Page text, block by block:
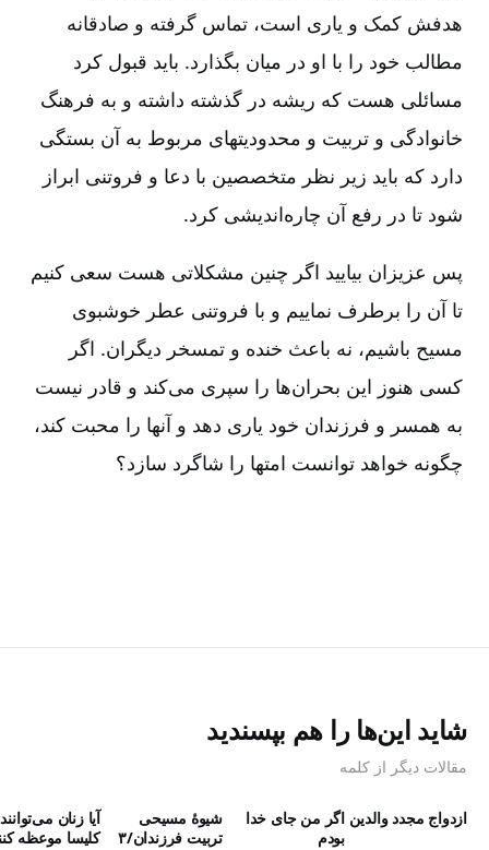
هدفش کمک و یاری است‌، تماس گرفته و صادقانه
مطالب خود را با او در میان بگذارد. باید قبول کرد
مسائلی هست که ریشه در گذشته داشته و به فرهنگ
خانوادگی و تربیت و محدودیتهای مربوط به آن بستگی
دارد که باید زیر نظر متخصصین با دعا و فروتنی ابراز
شود تا در رفع آن چاره‌اندیشی کرد.
پس عزیزان بیایید اگر چنین مشکلاتی هست سعی کنیم
تا آن را برطرف نماییم و با فروتنی عطر خوشبوی
مسیح باشیم‌، نه باعث خنده و تمسخر دیگران‌. اگر
کسی هنوز این بحران‌ها را سپری می‌کند و قادر نیست
به همسر و فرزندان خود یاری دهد و آنها را محبت کند،
چگونه خواهد توانست امتها را شاگرد سازد؟
شاید این‌ها را هم بپسندید
مقالات دیگر از کلمه
ازدواج مجدد والدین اگر من جای خدا
بودم
شیوۀ مسیحی
تربیت فرزندان/۳
آیا زنان
کلیسا موعظه